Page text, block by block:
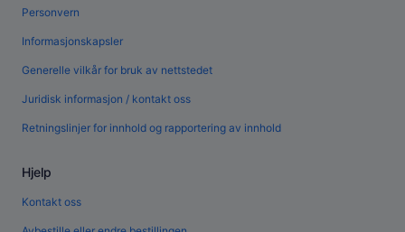
Personvern
Informasjonskapsler
Generelle vilkår for bruk av nettstedet
Juridisk informasjon / kontakt oss
Retningslinjer for innhold og rapportering av innhold
Hjelp
Kontakt oss